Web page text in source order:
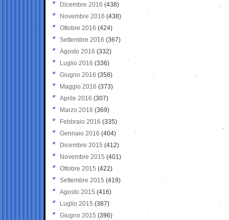
Dicembre 2016 (438)
Novembre 2016 (438)
Ottobre 2016 (424)
Settembre 2016 (367)
Agosto 2016 (332)
Luglio 2016 (336)
Giugno 2016 (358)
Maggio 2016 (373)
Aprile 2016 (307)
Marzo 2016 (369)
Febbraio 2016 (335)
Gennaio 2016 (404)
Dicembre 2015 (412)
Novembre 2015 (401)
Ottobre 2015 (422)
Settembre 2015 (419)
Agosto 2015 (416)
Luglio 2015 (387)
Giugno 2015 (396)